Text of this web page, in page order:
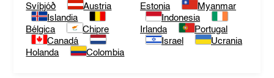
Svíþjóð
Austria
Islandia
Bélgica
Chipre
Canadá
Holanda
Colombia
Estonia
Myanmar
Indonesia
Irlanda
Portugal
Israel
Ucrania